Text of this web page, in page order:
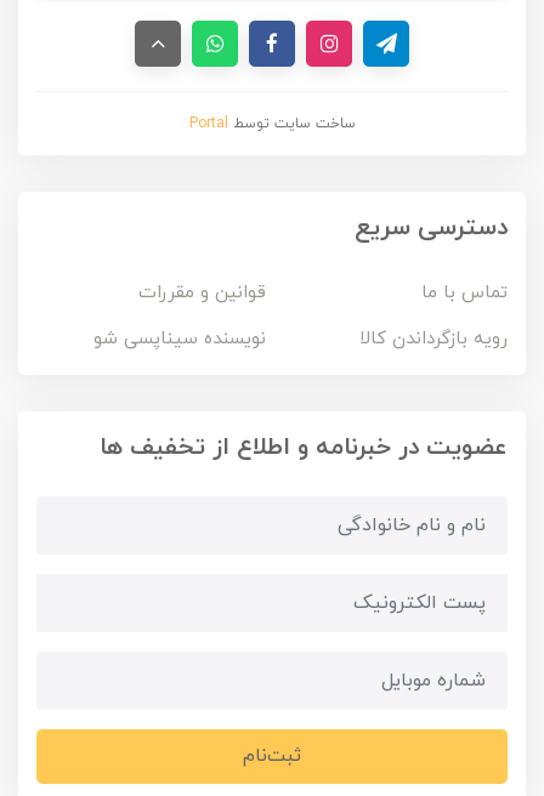
ساخت سایت توسط Portal
دسترسی سریع
تماس با ما
قوانین و مقررات
رویه بازگرداندن کالا
نویسنده سیناپسی شو
عضویت در خبرنامه و اطلاع از تخفیف ها
ثبت‌نام